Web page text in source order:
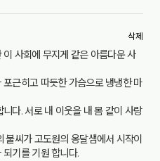
삭제
사회에 무지게 같은 아름다운 사
근히고 따듯한 가슴으로 냉냉한 마
다. 서로 내 이웃을 내 몸 같이 사랑
씨가 고도원의 옹달샘에서 시작이
기를 기원 합니다.